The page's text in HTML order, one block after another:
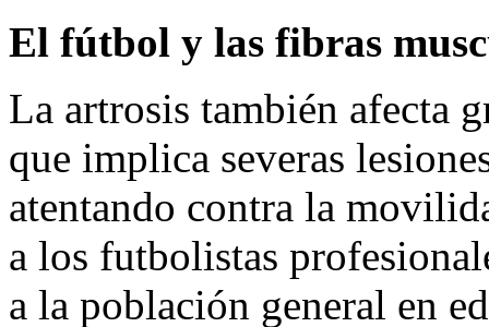
El fútbol y las fibras
La artrosis también afecta
que implica severas
atentando contra la
a los futbolistas
a la población general en